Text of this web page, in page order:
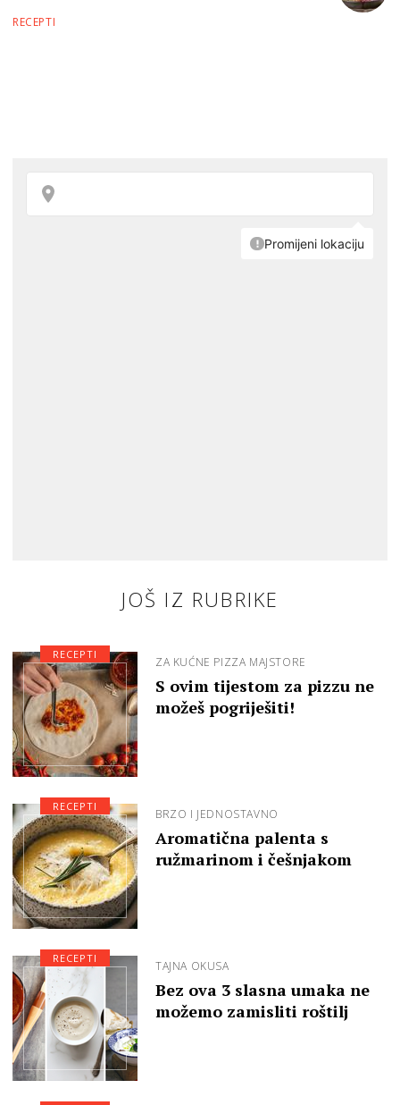
RECEPTI
JOŠ IZ RUBRIKE
ZA KUĆNE PIZZA MAJSTORE
S ovim tijestom za pizzu ne
možeš pogriješiti!
RECEPTI
BRZO I JEDNOSTAVNO
Aromatična palenta s
ružmarinom i češnjakom
RECEPTI
TAJNA OKUSA
Bez ova 3 slasna umaka ne
možemo zamisliti roštilj
RECEPTI